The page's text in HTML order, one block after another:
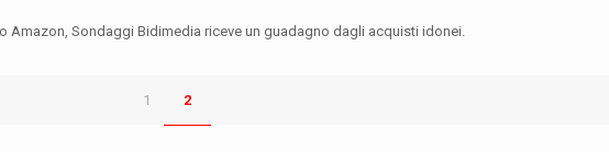
Amazon, Sondaggi Bidimedia riceve un guadagno dagli acquisti idonei.
1 2